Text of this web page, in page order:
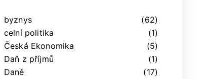
byznys
(62)
celní politika
(1)
Česká Ekonomika
(5)
Daň z příjmů
(1)
Daně
(17)